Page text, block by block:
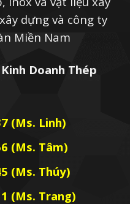
dựng và công ty
Miền Nam
Doanh Thép
(Ms. Linh)
(Ms. Tâm)
(Ms. Thúy)
(Ms. Trang)